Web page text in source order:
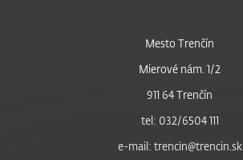
Mesto Trenčín
Mierové nám. 1/2
911 64 Trenčín
tel: 032/6504 111
e-mail: trencin@trencin.sk